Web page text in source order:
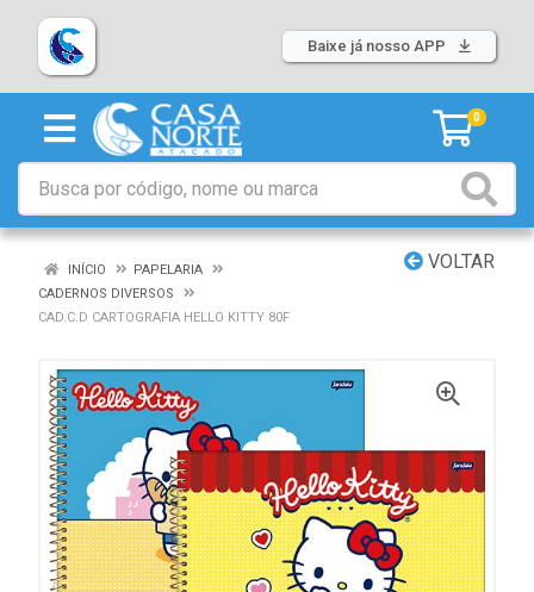
Baixe já nosso APP
0
VOLTAR
INÍCIO
PAPELARIA
CADERNOS DIVERSOS
CAD.C.D CARTOGRAFIA HELLO KITTY 80F